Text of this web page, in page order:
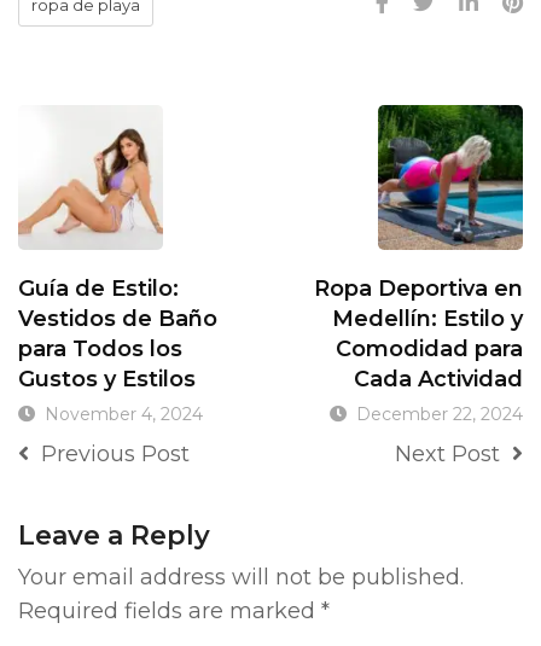
ropa de playa
Guía de Estilo:
Vestidos de Baño
para Todos los
Gustos y Estilos
November 4, 2024
Previous Post
Ropa Deportiva en
Medellín: Estilo y
Comodidad para
Cada Actividad
December 22, 2024
Next Post
Leave a Reply
Your email address will not be published.
Required fields are marked *